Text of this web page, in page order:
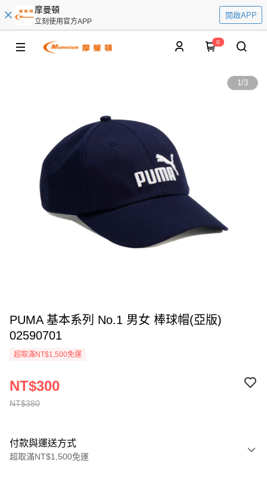
摩曼頓
立刻使用官方APP
開啟APP
0
1/3
PUMA 基本系列 No.1 男女 棒球帽(亞版)
02590701
超取滿NT$1,500免運
NT$380
NT$300
付款與運送方式
超取滿NT$1,500免運